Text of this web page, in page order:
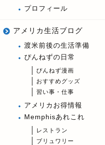
プロフィール
アメリカ生活ブログ
渡米前後の生活準備
ぴんねずの日常
ぴんねず漫画
おすすめグッズ
習い事・仕事
アメリカお得情報
Memphisあれこれ
レストラン
ブリュワリー